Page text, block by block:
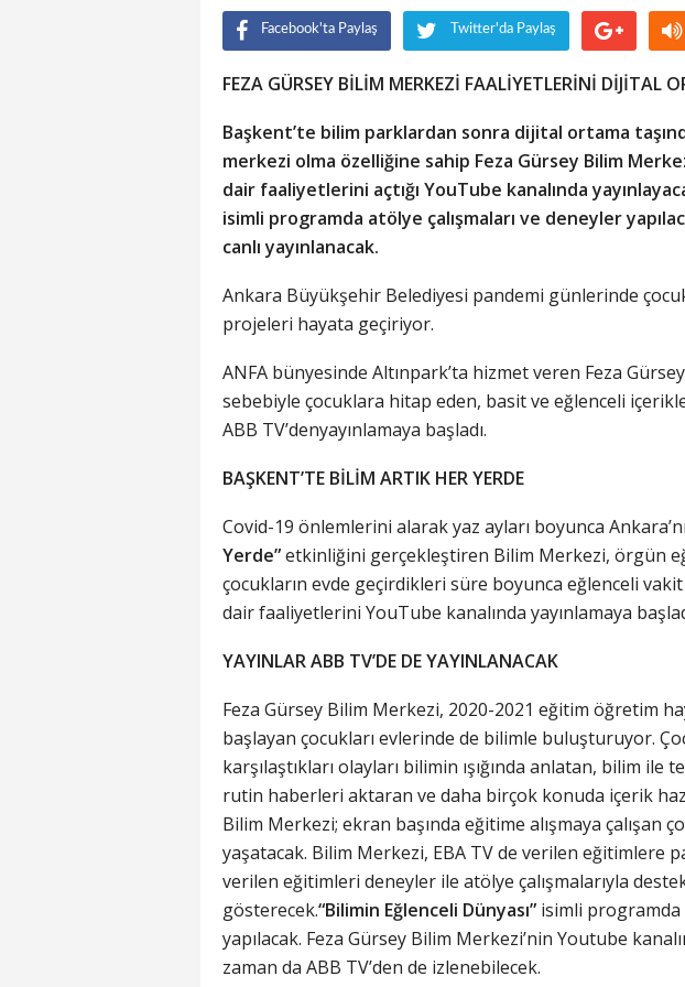
Facebook'ta Paylaş Twitter'da Paylaş
FEZA GÜRSEY BİLİM MERKEZİ FAALİYETLERİNİ DİJİTAL
Başkent’te bilim parklardan sonra dijital ortama
merkezi olma özelliğine sahip Feza Gürsey Bilim
dair faaliyetlerini açtığı YouTube kanalında
isimli programda atölye çalışmaları ve deneyler
canlı yayınlanacak.
Ankara Büyükşehir Belediyesi pandemi günlerinde
projeleri hayata geçiriyor.
ANFA bünyesinde Altınpark’ta hizmet veren Feza
sebebiyle çocuklara hitap eden, basit ve eğlenceli
ABB TV’denyayınlamaya başladı.
BAŞKENT’TE BİLİM ARTIK HER YERDE
Covid-19 önlemlerini alarak yaz ayları boyunca
Yerde”etkinliğini gerçekleştiren Bilim Merkezi, örgün
çocukların evde geçirdikleri süre boyunca eğlenceli
dair faaliyetlerini YouTube kanalında yayınlamaya
YAYINLAR ABB TV’DE DE YAYINLANACAK
Feza Gürsey Bilim Merkezi, 2020-2021 eğitim öğretim
başlayan çocukları evlerinde de bilimle buluşturuyor.
karşılaştıkları olayları bilimin ışığında anlatan, bilim
rutin haberleri aktaran ve daha birçok konuda içerik
Bilim Merkezi; ekran başında eğitime alışmaya çalışan
yaşatacak. Bilim Merkezi, EBA TV de verilen eğitimlere
verilen eğitimleri deneyler ile atölye çalışmalarıyla
gösterecek.“Bilimin Eğlenceli Dünyası” isimli programda
yapılacak. Feza Gürsey Bilim Merkezi’nin Youtube
zaman da ABB TV’den de izlenebilecek.